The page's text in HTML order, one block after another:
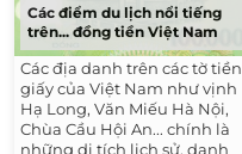
Các điểm du lịch nổi tiếng
trên... đồng tiền Việt Nam
Các địa danh trên các tờ tiền
giấy của Việt Nam như vịnh
Hạ Long, Văn Miếu Hà Nội,
Chùa Cầu Hội An... chính là
những di tích lịch sử, danh